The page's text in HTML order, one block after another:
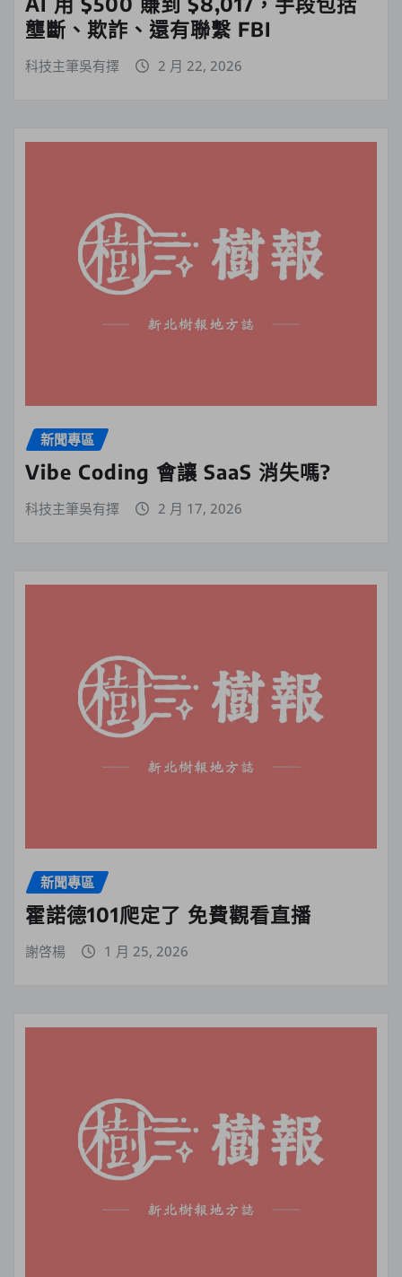
壟斷、欺詐、還有聯繫 FBI
科技主筆吳有擇 2 月 22, 2026
新聞專區
Vibe Coding 會讓 SaaS 消失嗎?
科技主筆吳有擇 2 月 17, 2026
新聞專區
霍諾德101爬定了 免費觀看直播
謝啓楊 1 月 25, 2026